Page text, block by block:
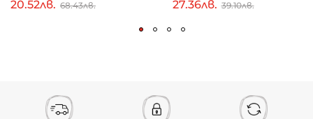
20.52лв. 68.43лв.
27.36лв. 39.10лв.